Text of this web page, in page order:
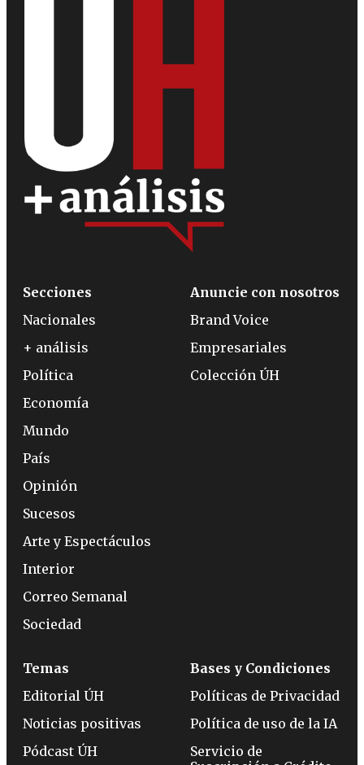
Secciones
Nacionales
+ análisis
Política
Economía
Mundo
País
Opinión
Sucesos
Arte y Espectáculos
Interior
Correo Semanal
Sociedad
Anuncie con nosotros
Brand Voice
Empresariales
Colección ÚH
Temas
Editorial ÚH
Noticias positivas
Pódcast ÚH
Bases y Condiciones
Políticas de Privacidad
Política de uso de la IA
Servicio de